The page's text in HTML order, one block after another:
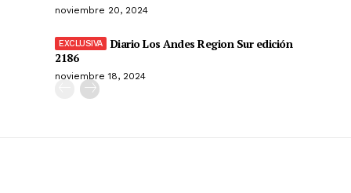
noviembre 20, 2024
Diario Los Andes Region Sur edición
2186
noviembre 18, 2024